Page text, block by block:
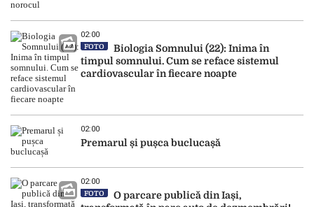
02:00
FOTO
Biologia Somnului (22): Inima în
timpul somnului. Cum se reface sistemul
cardiovascular în fiecare noapte
02:00
Premarul și pușca buclucașă
02:00
FOTO
O parcare publică din Iași,